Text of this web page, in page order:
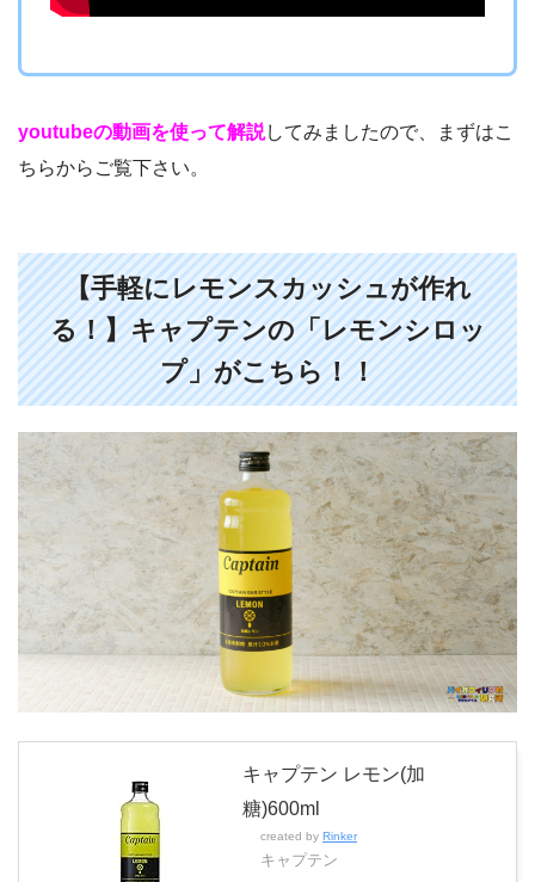
youtubeの動画を使って解説してみましたので、まずはこ
ちらからご覧下さい。
【手軽にレモンスカッシュが作れ
る！】キャプテンの「レモンシロッ
プ」がこちら！！
キャプテン レモン(加
糖)600ml
created by Rinker
キャプテン